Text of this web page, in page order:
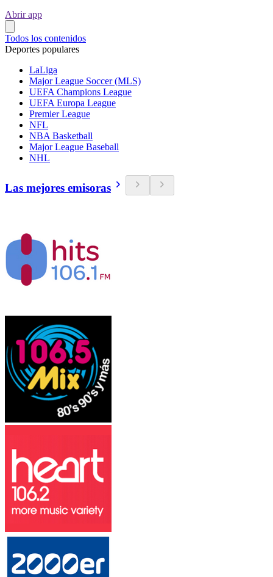
Abrir app
Todos los contenidos
Deportes populares
LaLiga
Major League Soccer (MLS)
UEFA Champions League
UEFA Europa League
Premier League
NFL
NBA Basketball
Major League Baseball
NHL
Las mejores emisoras